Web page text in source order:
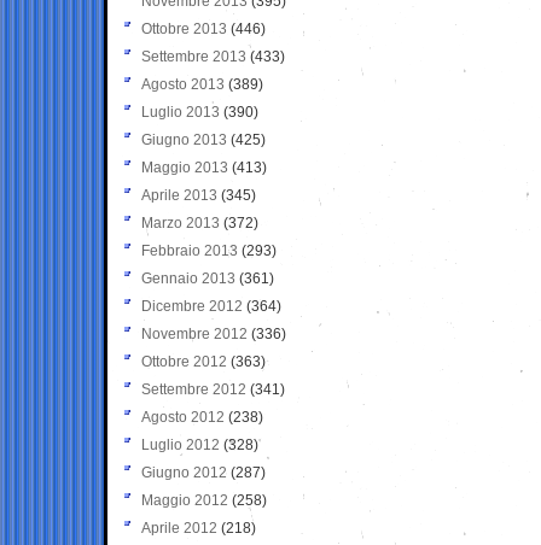
Ottobre 2013 (446)
Settembre 2013 (433)
Agosto 2013 (389)
Luglio 2013 (390)
Giugno 2013 (425)
Maggio 2013 (413)
Aprile 2013 (345)
Marzo 2013 (372)
Febbraio 2013 (293)
Gennaio 2013 (361)
Dicembre 2012 (364)
Novembre 2012 (336)
Ottobre 2012 (363)
Settembre 2012 (341)
Agosto 2012 (238)
Luglio 2012 (328)
Giugno 2012 (287)
Maggio 2012 (258)
Aprile 2012 (218)